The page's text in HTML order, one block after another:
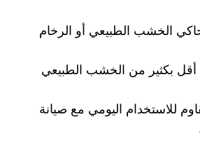
الخشب الطبيعي أو الرخام
أقل بكثير من الخشب الطبيعي
للاستخدام اليومي مع صيانة